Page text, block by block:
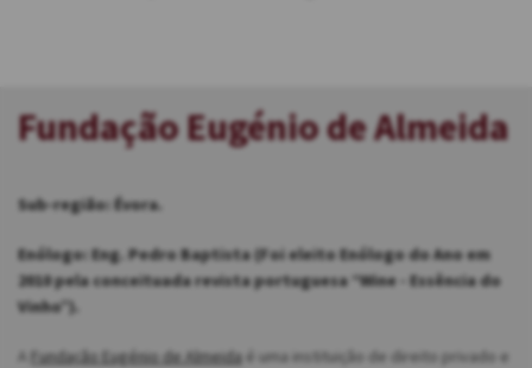
Fundação Eugénio de Almeida
Sub-região: Évora.
Enólogo: Eng. Pedro Baptista (Foi eleito Enólogo do Ano em
2010 pela conceituada revista portuguesa “Wine - Essência do
Vinho”).
A Fundação Eugénio de Almeida é uma instituição de direito privado e